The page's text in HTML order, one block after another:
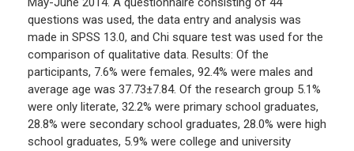
questions was used, the data entry and analysis was
made in SPSS 13.0, and Chi square test was used for the
comparison of qualitative data. Results: Of the
participants, 7.6% were females, 92.4% were males and
average age was 37.73±7.84. Of the research group 5.1%
were only literate, 32.2% were primary school graduates,
28.8% were secondary school graduates, 28.0% were high
school graduates, 5.9% were college and university